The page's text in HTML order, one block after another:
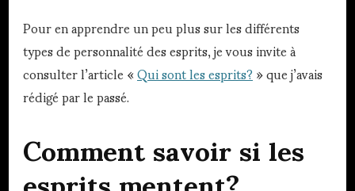
Pour en apprendre un peu plus sur les différents
types de personnalité des esprits, je vous invite à
consulter l’article «Qui sont les esprits?» que j’avais
rédigé par le passé.
Comment savoir si les